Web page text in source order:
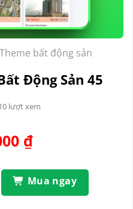
Theme bất động sản
Động Sản 45
lượt xem
₫.
₫Giá
tại
là:
Mua ngay